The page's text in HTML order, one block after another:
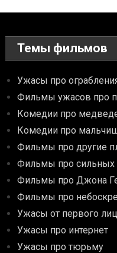
Темы фильмов
Ужасы про
Фильмы ужасов про
Комедии про
Комедии про
Фильмы про другие
Фильмы про
Фильмы про Джона
Фильмы про
Ужасы от первого
Ужасы про интернет
Ужасы про тюрьму